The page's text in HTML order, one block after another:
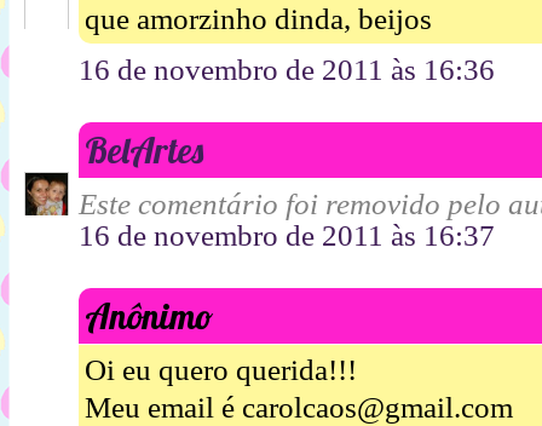
que amorzinho dinda, beijos
16 de novembro de 2011 às 16:36
BelArtes
Este comentário foi removido pelo
16 de novembro de 2011 às 16:37
Anônimo
Oi eu quero querida!!!
Meu email é carolcaos@gmail.com